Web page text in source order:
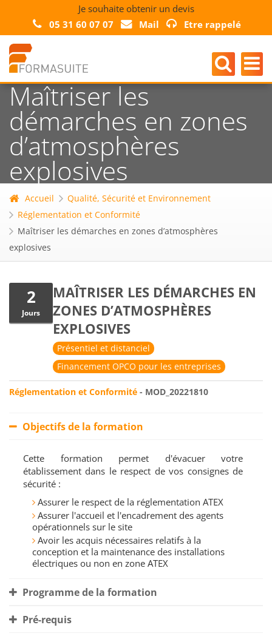
Je souhaite obtenir un devis
05 31 60 07 07
Mail Etre rappelé
Maîtriser les
démarches en zones
d’atmosphères
explosives
Accueil
Qualité, Sécurité et Environnement
Réglementation et Conformité
Maîtriser les démarches en zones d’atmosphères
explosives
2
Jours
MAÎTRISER LES DÉMARCHES EN
ZONES D’ATMOSPHÈRES
EXPLOSIVES
Présentiel et distanciel
Financement OPCO pour les entreprises
Réglementation et Conformité - MOD_20221810
Objectifs de la formation
Cette formation permet d'évacuer votre
établissement dans le respect de vos consignes de
sécurité :
Assurer le respect de la réglementation ATEX
Assurer l'accueil et l'encadrement des agents
opérationnels sur le site
Avoir les acquis nécessaires relatifs à la
conception et la maintenance des installations
électriques ou non en zone ATEX
Programme de la formation
Pré-requis